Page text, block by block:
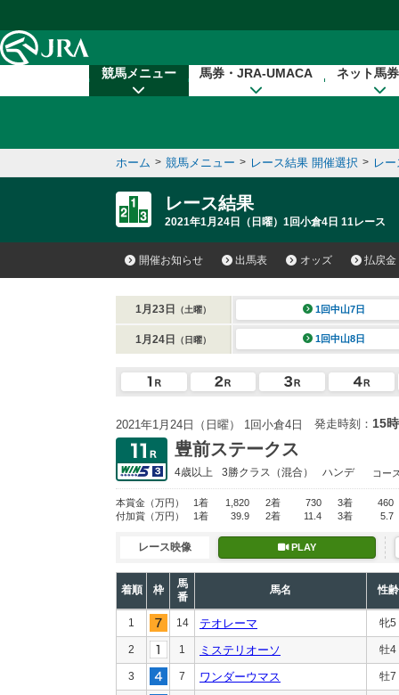
競馬メニュー 馬券・JRA-UMACA ネット馬
ホーム > 競馬メニュー > レース結果 開催選択 > レ
レース結果
2021年1月24日（日曜）1回小倉4日 11レース
開催お知らせ 出馬表 オッズ 払戻金
1月23日 （土曜） 1回中山7日
1月24日 （日曜） 1回中山8日
2021年1月24日（日曜） 1回小倉4日 発走時刻： 15
豊前ステークス
4歳以上 3勝クラス （混合） ハンデ コー
本賞金 （万円） 1着 1,820 2着 730 3着
460
付加賞 （万円） 1着 39.9 2着 11.4 3着 5.7
レース映像 PLAY
着順 枠
馬
番
馬名 性齢
1 14 テオレーマ 牝5
2 1 ミステリオーソ 牡4
3 7 ワンダーウマス 牡7